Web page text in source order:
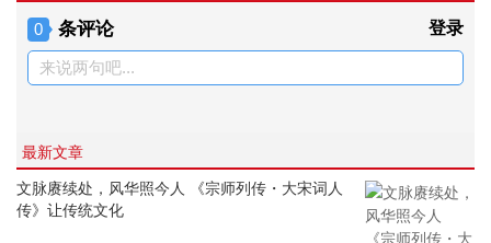
0 条评论 登录
来说两句吧...
最新文章
文脉赓续处，风华照今人 《宗师列传・大宋词人
传》让传统文化